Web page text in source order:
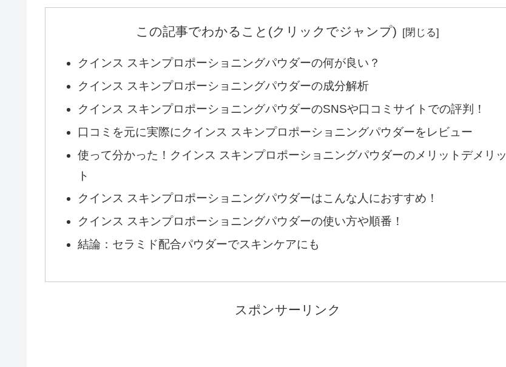
この記事でわかること(クリックでジャンプ)
クインス スキンプロポーショニングパウダーの何が良い？
クインス スキンプロポーショニングパウダーの成分解析
クインス スキンプロポーショニングパウダーのSNSや口コミサイトでの評判！
口コミを元に実際にクインス スキンプロポーショニングパウダーをレビュー
使って分かった！クインス スキンプロポーショニングパウダーのメリットデメリッ
ト
クインス スキンプロポーショニングパウダーはこんな人におすすめ！
クインス スキンプロポーショニングパウダーの使い方や順番！
結論：セラミド配合パウダーでスキンケアにも
スポンサーリンク